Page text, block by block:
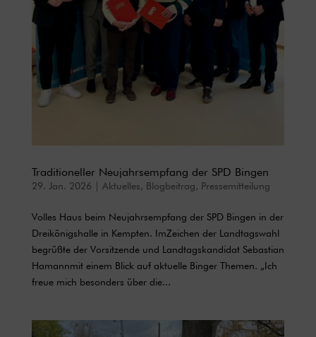
Traditioneller Neujahrsempfang der SPD Bingen
29. Jan. 2026 Aktuelles, Blogbeitrag, Pressemitteilung
Volles Haus beim Neujahrsempfang der SPD Bingen in der
Dreikönigshalle in Kempten. ImZeichen der Landtagswahl
begrüßte der Vorsitzende und Landtagskandidat Sebastian
Hamannmit einem Blick auf aktuelle Binger Themen. „Ich
freue mich besonders über die...